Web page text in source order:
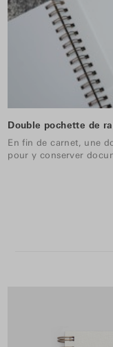
Double pochette de
En fin de carnet, une
pour y conserver